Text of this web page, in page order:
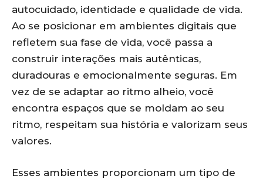
autocuidado, identidade e qualidade de vida.
Ao se posicionar em ambientes digitais que
refletem sua fase de vida, você passa a
construir interações mais autênticas,
duradouras e emocionalmente seguras. Em
vez de se adaptar ao ritmo alheio, você
encontra espaços que se moldam ao seu
ritmo, respeitam sua história e valorizam seus
valores.
Esses ambientes proporcionam um tipo de